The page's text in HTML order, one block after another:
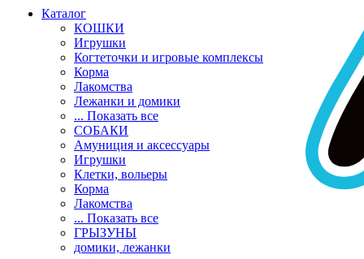
Каталог
КОШКИ
Игрушки
Когтеточки и игровые комплексы
Корма
Лакомства
Лежанки и домики
... Показать все
СОБАКИ
Амуниция и аксессуары
Игрушки
Клетки, вольеры
Корма
Лакомства
... Показать все
ГРЫЗУНЫ
домики, лежанки